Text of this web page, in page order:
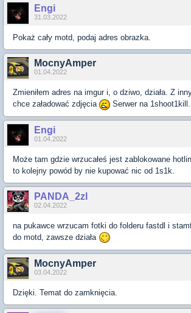
Engi
31.03.2022
Pokaż cały motd, podaj adres obrazka.
MocnyAmper
01.04.2022
Zmieniłem adres na imgur i, o dziwo, działa. Z
chce załadować zdjęcia
Serwer na 1shoot1kill.
Engi
01.04.2022
Może tam gdzie wrzucałeś jest zablokowane
to kolejny powód by nie kupować nic od 1s1k.
PANDA_2zl
02.04.2022
na pukawce wrzucam fotki do folderu fastdl i
do motd, zawsze działa
MocnyAmper
03.04.2022
Dzięki. Temat do zamknięcia.